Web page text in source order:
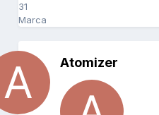
31
Marca
Atomizer